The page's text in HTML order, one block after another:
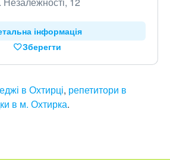
інформація
Зберегти
в Охтирці, репетитори в
в м. Охтирка.